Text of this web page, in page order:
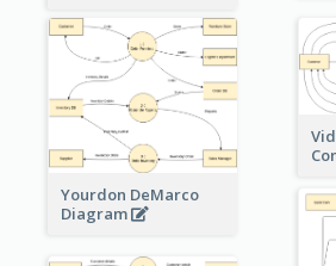
Yourdon DeMarco
Diagram